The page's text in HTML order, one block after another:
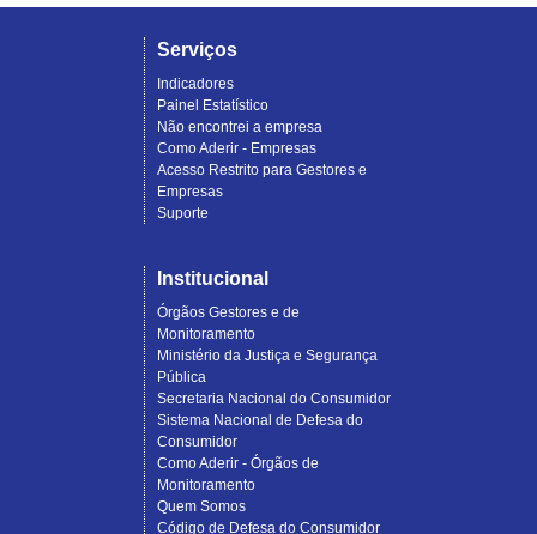
Serviços
Indicadores
Painel Estatístico
Não encontrei a empresa
Como Aderir - Empresas
Acesso Restrito para Gestores e
Empresas
Suporte
Institucional
Órgãos Gestores e de
Monitoramento
Ministério da Justiça e Segurança
Pública
Secretaria Nacional do Consumidor
Sistema Nacional de Defesa do
Consumidor
Como Aderir - Órgãos de
Monitoramento
Quem Somos
Código de Defesa do Consumidor